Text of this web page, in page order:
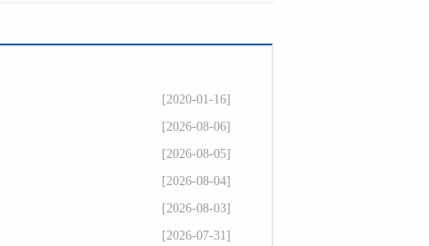
[2020-01-16]
[2026-08-06]
[2026-08-05]
[2026-08-04]
[2026-08-03]
[2026-07-31]